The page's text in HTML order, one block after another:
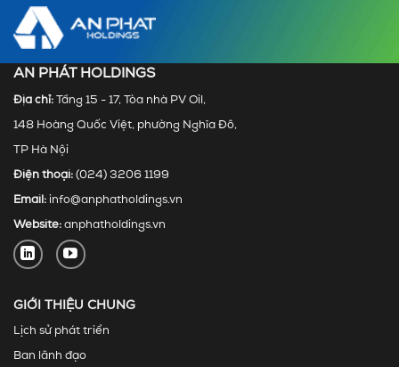
AN PHÁT HOLDINGS
Địa chỉ: Tầng 15 - 17, Tòa nhà PV Oil,
148 Hoàng Quốc Việt, phường Nghĩa Đô,
TP Hà Nội
Điện thoại: (024) 3206 1199
Email: info@anphatholdings.vn
Website: anphatholdings.vn
GIỚI THIỆU CHUNG
Lịch sử phát triển
Ban lãnh đạo